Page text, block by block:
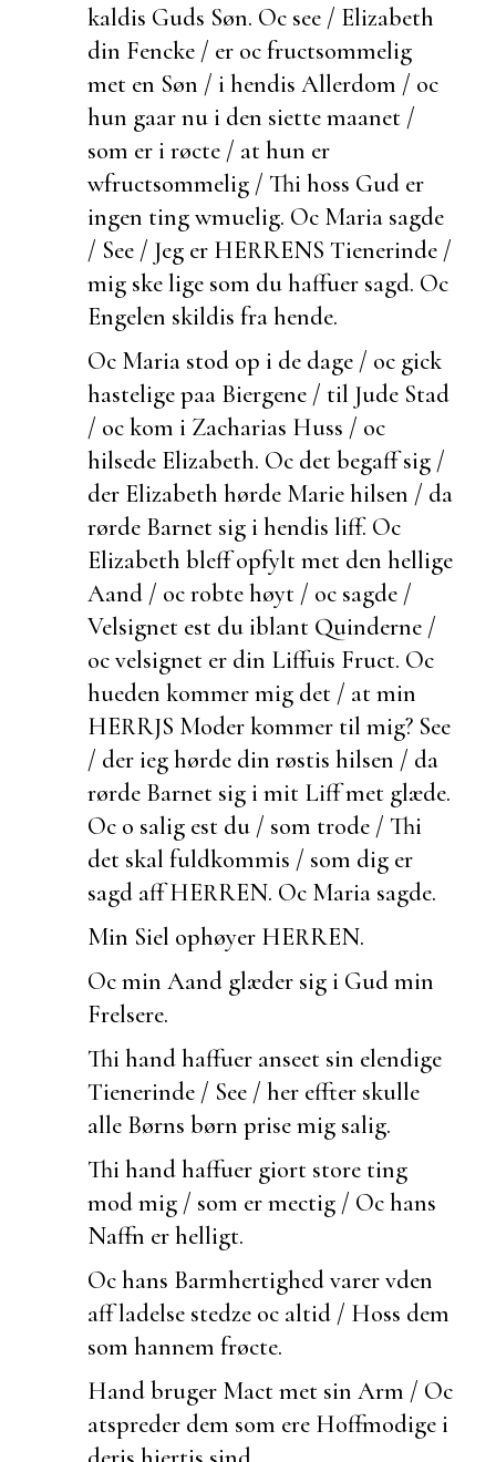
kaldis Guds Søn. Oc see / Elizabeth
din Fencke / er ocfructsommelig
met en Søn / i hendis Allerdom / oc
hun gaar nu i den siette maanet /
som er i røcte / at hun er
wfructsommelig / Thi hoss Gud er
ingen ting wmuelig. Oc Maria sagde
/ See / Jeg er HERRENS Tienerinde /
mig ske lige som du haffuer sagd. Oc
Engelen skildis fra hende.
Oc Maria stod op i de dage / oc gick
hastelige paa Biergene / til Jude Stad
/ oc kom i Zacharias Huss / oc
hilsede Elizabeth. Oc detbegaff sig /
der Elizabeth hørde Marie hilsen / da
rørde Barnet sig i hendis liff. Oc
Elizabeth bleff opfylt met den hellige
Aand / oc robte høyt / oc sagde /
Velsignet est du iblant Quinderne /
oc velsignet er din Liffuis Fruct. Oc
hueden kommer mig det / at min
HERRJS Moder kommer til mig? See
/ der ieg hørde din røstis hilsen / da
rørde Barnet sig i mit Liff met glæde.
Oc o salig est du / som trode / Thi
det skal fuldkommis / som dig er
sagd aff HERREN. Oc Maria sagde.
Min Siel ophøyer HERREN.
Oc min Aand glæder sig i Gud min
Frelsere.
Thi hand haffuer anseet sin elendige
Tienerinde / See / her effter skulle
alle Børns børn prise mig salig.
Thi hand haffuer giort store ting
mod mig / som er mectig / Oc hans
Naffn er helligt.
Oc hans Barmhertighed varer vden
aff ladelse stedze oc altid / Hoss dem
som hannem frøcte.
Hand bruger Mact met sin Arm / Oc
atspreder dem som ere Hoffmodige i